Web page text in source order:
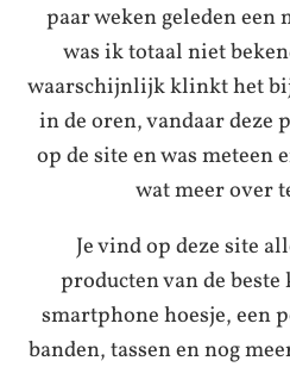
paar weken geleden
was ik totaal niet
waarschijnlijk klinkt het
in de oren, vandaar deze
op de site en was meteen
wat meer over
Je vind op deze site
producten van de
smartphone hoesje, een
banden, tassen en nog